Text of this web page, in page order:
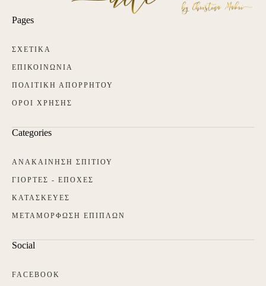
Pages
ΣΧΕΤΙΚΑ
ΕΠΙΚΟΙΝΩΝΙΑ
ΠΟΛΙΤΙΚΗ ΑΠΟΡΡΗΤΟΥ
ΟΡΟΙ ΧΡΗΣΗΣ
Categories
ΑΝΑΚΑΙΝΗΣΗ ΣΠΙΤΙΟΥ
ΓΙΟΡΤΕΣ - ΕΠΟΧΕΣ
ΚΑΤΑΣΚΕΥΕΣ
ΜΕΤΑΜΟΡΦΩΣΗ ΕΠΙΠΛΩΝ
Social
FACEBOOK